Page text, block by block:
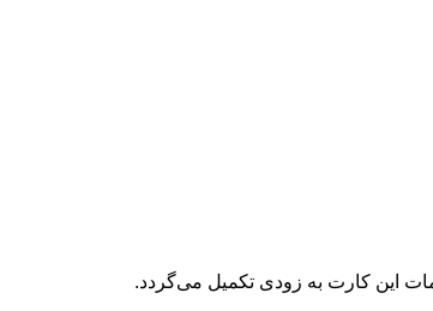
این کارت به زودی تکمیل می‌گردد.